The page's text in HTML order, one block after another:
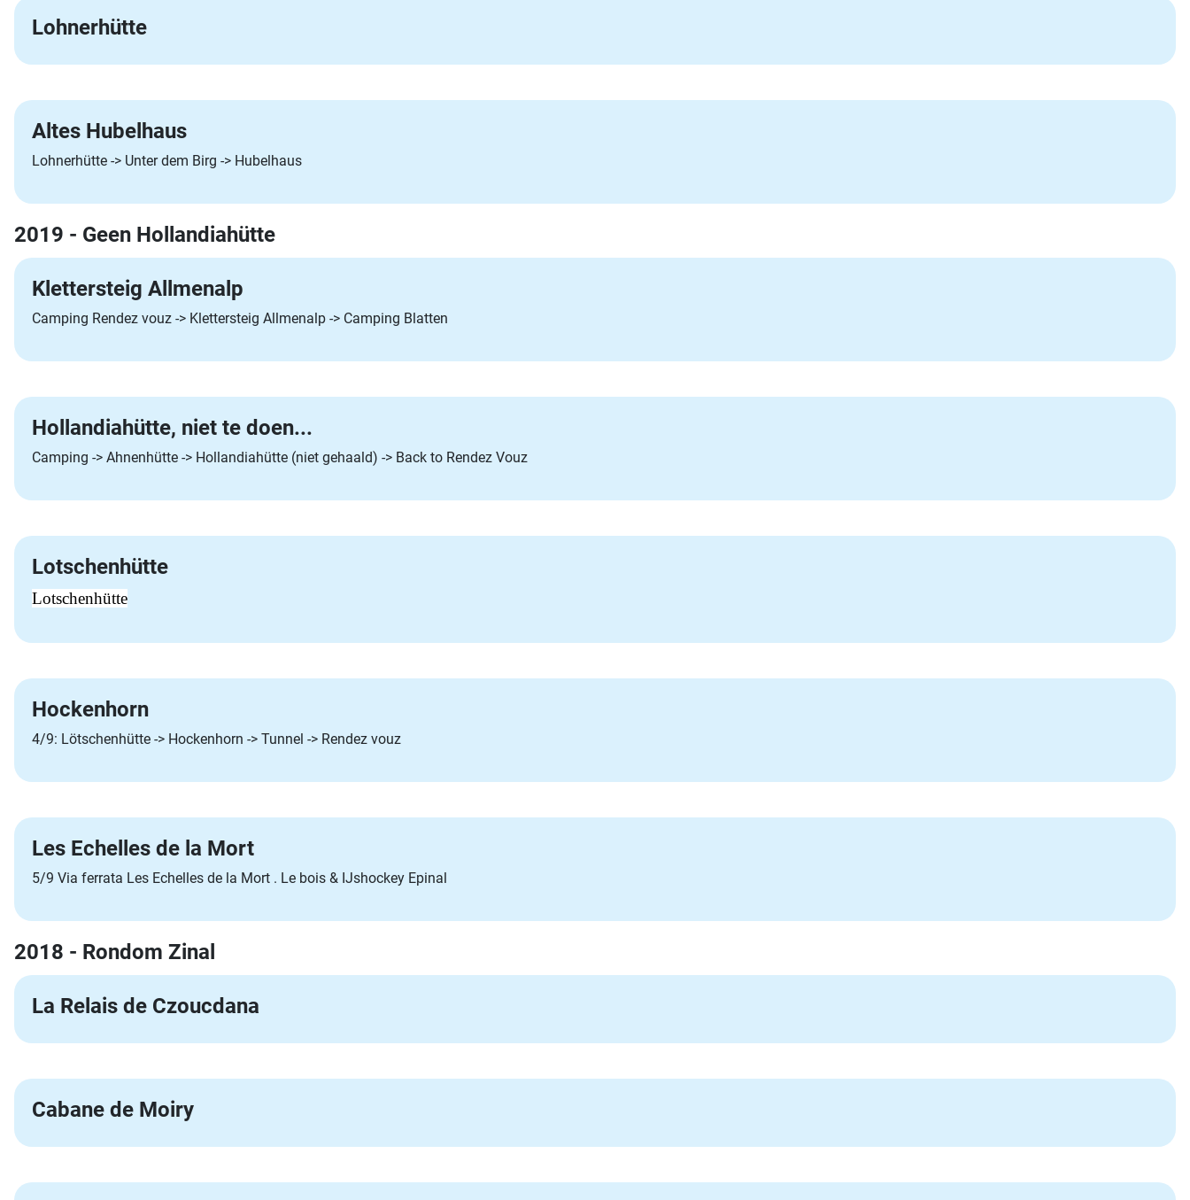
Lohnerhütte
Altes Hubelhaus
Lohnerhütte -> Unter dem Birg -> Hubelhaus
2019 - Geen Hollandiahütte
Klettersteig Allmenalp
Camping Rendez vouz -> Klettersteig Allmenalp -> Camping Blatten
Hollandiahütte, niet te doen...
Camping -> Ahnenhütte -> Hollandiahütte (niet gehaald) -> Back to Rendez Vouz
Lotschenhütte
Lotschenhütte
Hockenhorn
4/9: Lötschenhütte -> Hockenhorn -> Tunnel -> Rendez vouz
Les Echelles de la Mort
5/9 Via ferrata Les Echelles de la Mort . Le bois & IJshockey Epinal
2018 - Rondom Zinal
La Relais de Czoucdana
Cabane de Moiry